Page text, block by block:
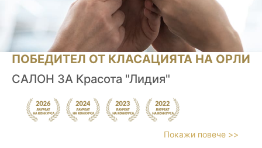
ПОБЕДИТЕЛ ОТ КЛАСАЦИЯТА НА ОРЛИ
САЛОН ЗА Красота "Лидия"
Покажи повече >>